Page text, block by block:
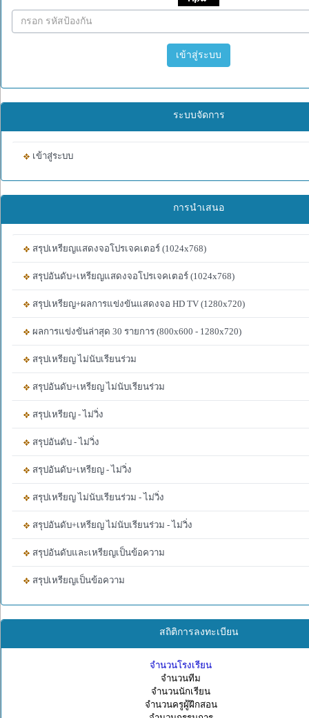
เข้าสู่ระบบ
ระบบจัดการ
เข้าสู่ระบบ
การนำเสนอ
สรุปเหรียญแสดงจอโปรเจคเตอร์ (1024x768)
สรุปอันดับ+เหรียญแสดงจอโปรเจคเตอร์ (1024x768)
สรุปเหรียญ+ผลการแข่งขันแสดงจอ HD TV (1280x720)
ผลการแข่งขันล่าสุด 30 รายการ (800x600 - 1280x720)
สรุปเหรียญ ไม่นับเรียนร่วม
สรุปอันดับ+เหรียญ ไม่นับเรียนร่วม
สรุปเหรียญ - ไม่วิ่ง
สรุปอันดับ - ไม่วิ่ง
สรุปอันดับ+เหรียญ - ไม่วิ่ง
สรุปเหรียญ ไม่นับเรียนร่วม - ไม่วิ่ง
สรุปอันดับ+เหรียญ ไม่นับเรียนร่วม - ไม่วิ่ง
สรุปอันดับและเหรียญเป็นข้อความ
สรุปเหรียญเป็นข้อความ
สถิติการลงทะเบียน
จำนวนโรงเรียน
จำนวนทีม
จำนวนนักเรียน
จำนวนครูผู้ฝึกสอน